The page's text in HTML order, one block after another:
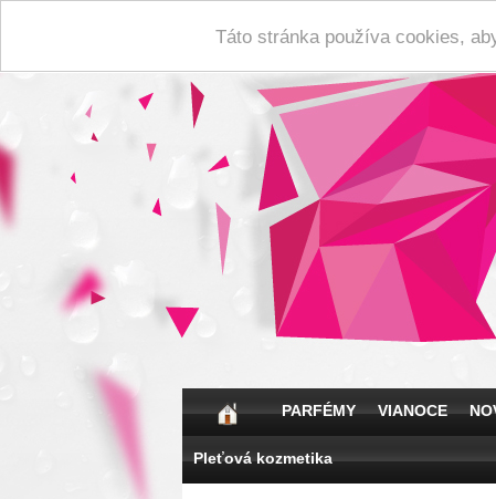
Táto stránka používa cookies,
PARFÉMY VIANOCE
Pleťová kozmetika